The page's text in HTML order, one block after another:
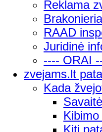
Reklama
RAAD
Juridinė
---- ORAI
zvejams.lt
Kada
Kiti